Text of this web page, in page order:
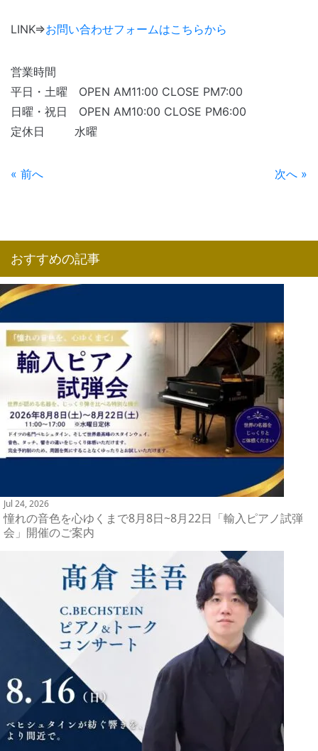
LINK⇒お問い合わせフォームはこちらから
営業時間
平日・土曜 OPEN AM11:00 CLOSE PM7:00
日曜・祝日 OPEN AM10:00 CLOSE PM6:00
定休日 水曜
« 前へ 次へ »
おすすめの記事
Jul 24, 2026
憧れの音色を心ゆくまで8月8日~8月22日「輸入ピアノ試弾
会」開催のご案内